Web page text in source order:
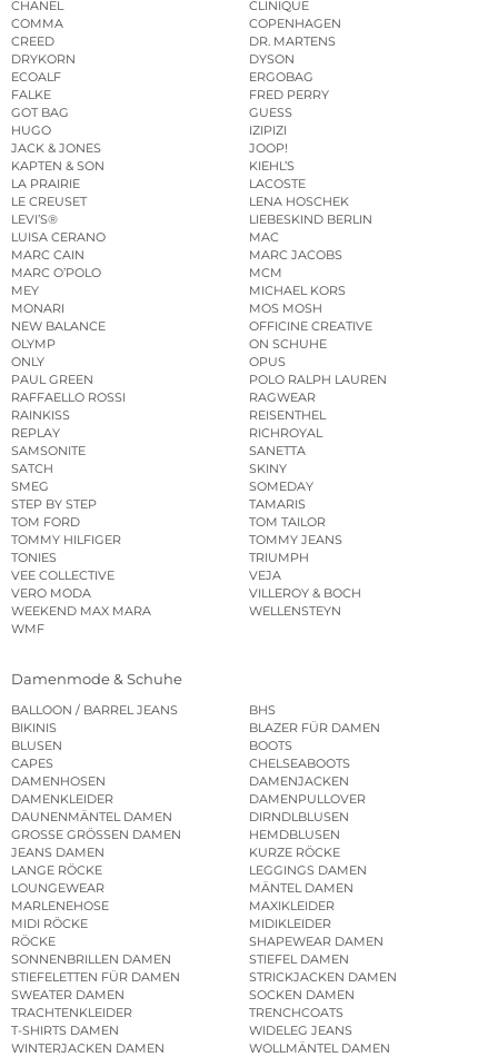
CHANEL
CLINIQUE
COMMA
COPENHAGEN
CREED
DR. MARTENS
DRYKORN
DYSON
ECOALF
ERGOBAG
FALKE
FRED PERRY
GOT BAG
GUESS
HUGO
IZIPIZI
JACK & JONES
JOOP!
KAPTEN & SON
KIEHL’S
LA PRAIRIE
LACOSTE
LE CREUSET
LENA HOSCHEK
LEVI’S®
LIEBESKIND BERLIN
LUISA CERANO
MAC
MARC CAIN
MARC JACOBS
MARC O’POLO
MCM
MEY
MICHAEL KORS
MONARI
MOS MOSH
NEW BALANCE
OFFICINE CREATIVE
OLYMP
ON SCHUHE
ONLY
OPUS
PAUL GREEN
POLO RALPH LAUREN
RAFFAELLO ROSSI
RAGWEAR
RAINKISS
REISENTHEL
REPLAY
RICHROYAL
SAMSONITE
SANETTA
SATCH
SKINY
SMEG
SOMEDAY
STEP BY STEP
TAMARIS
TOM FORD
TOM TAILOR
TOMMY HILFIGER
TOMMY JEANS
TONIES
TRIUMPH
VEE COLLECTIVE
VEJA
VERO MODA
VILLEROY & BOCH
WEEKEND MAX MARA
WELLENSTEYN
WMF
Damenmode & Schuhe
BALLOON / BARREL JEANS
BHS
BIKINIS
BLAZER FÜR DAMEN
BLUSEN
BOOTS
CAPES
CHELSEABOOTS
DAMENHOSEN
DAMENJACKEN
DAMENKLEIDER
DAMENPULLOVER
DAUNENMÄNTEL DAMEN
DIRNDLBLUSEN
GROSSE GRÖSSEN DAMEN
HEMDBLUSEN
JEANS DAMEN
KURZE RÖCKE
LANGE RÖCKE
LEGGINGS DAMEN
LOUNGEWEAR
MÄNTEL DAMEN
MARLENEHOSE
MAXIKLEIDER
MIDI RÖCKE
MIDIKLEIDER
RÖCKE
SHAPEWEAR DAMEN
SONNENBRILLEN DAMEN
STIEFEL DAMEN
STIEFELETTEN FÜR DAMEN
STRICKJACKEN DAMEN
SWEATER DAMEN
SOCKEN DAMEN
TRACHTENKLEIDER
TRENCHCOATS
T-SHIRTS DAMEN
WIDELEG JEANS
WINTERJACKEN DAMEN
WOLLMÄNTEL DAMEN